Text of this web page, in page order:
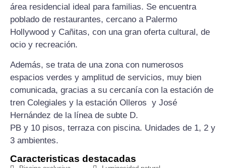
área residencial ideal para familias. Se encuentra
poblado de restaurantes, cercano a Palermo
Hollywood y Cañitas, con una gran oferta cultural, de
ocio y recreación.
Además, se trata de una zona con numerosos
espacios verdes y amplitud de servicios, muy bien
comunicada, gracias a su cercanía con la estación de
tren Colegiales y la estación Olleros y José
Hernández de la línea de subte D.
PB y 10 pisos, terraza con piscina. Unidades de 1, 2 y
3 ambientes.
Caracteristicas destacadas